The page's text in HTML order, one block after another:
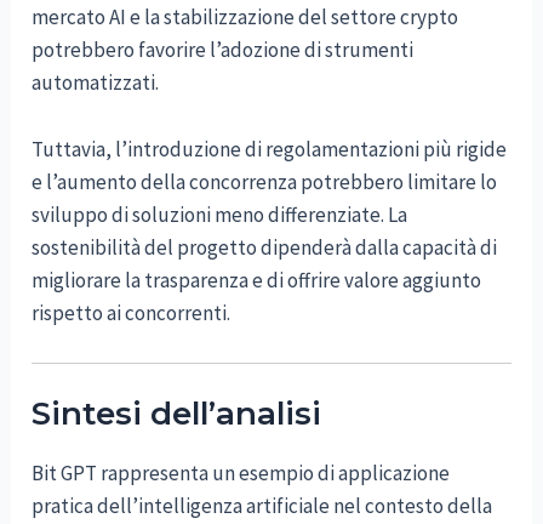
mercato AI e la stabilizzazione del settore crypto
potrebbero favorire l’adozione di strumenti
automatizzati.
Tuttavia, l’introduzione di regolamentazioni più rigide
e l’aumento della concorrenza potrebbero limitare lo
sviluppo di soluzioni meno differenziate. La
sostenibilità del progetto dipenderà dalla capacità di
migliorare la trasparenza e di offrire valore aggiunto
rispetto ai concorrenti.
Sintesi dell’analisi
Bit GPT rappresenta un esempio di applicazione
pratica dell’intelligenza artificiale nel contesto della